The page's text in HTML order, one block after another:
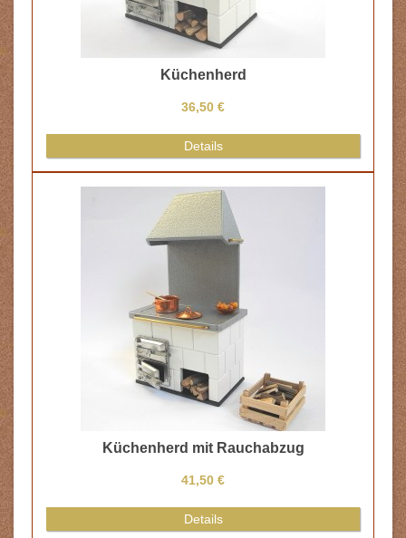
Küchenherd
36,50 €
Details
Küchenherd mit Rauchabzug
41,50 €
Details